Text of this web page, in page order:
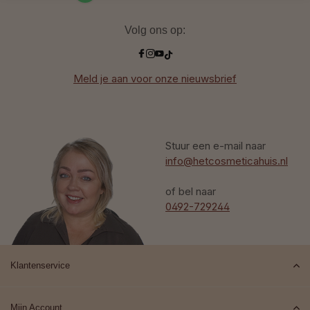
Stuur een e-mail naar
info@hetcosmeticahuis.nl
of bel naar
0492-729244
Volg ons op:
Meld je aan voor onze nieuwsbrief
Klantenservice
Mijn Account